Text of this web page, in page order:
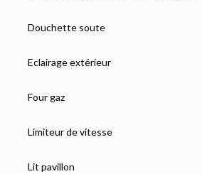
Douchette soute
Eclairage extérieur
Four gaz
Limiteur de vitesse
Lit pavillon